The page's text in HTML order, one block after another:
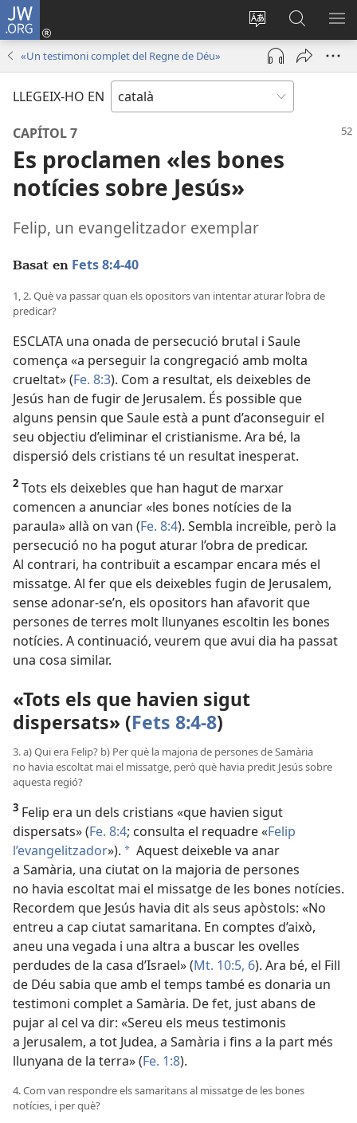
JW.ORG
Canvia
d’idioma
Inicia
sessió
(obre
finestra
Cerca
jw.org
«Un testimoni complet del Regne de Déu»
LLEGEIX-HO EN
CAPÍTOL 7
Es proclamen «les bones
notícies sobre Jesús»
Felip, un evangelitzador exemplar
Basat en Fets 8:4-40
1, 2. Què va passar quan els opositors van intentar aturar l’obra de
predicar?
ESCLATA una onada de persecució brutal i Saule
comença «a perseguir la congregació amb molta
crueltat» (Fe. 8:3). Com a resultat, els deixebles de
Jesús han de fugir de Jerusalem. És possible que
alguns pensin que Saule està a punt d’aconseguir el
seu objectiu d’eliminar el cristianisme. Ara bé, la
dispersió dels cristians té un resultat inesperat.
2 Tots els deixebles que han hagut de marxar
comencen a anunciar «les bones notícies de la
paraula» allà on van (Fe. 8:4). Sembla increïble, però la
persecució no ha pogut aturar l’obra de predicar.
Al contrari, ha contribuït a escampar encara més el
missatge. Al fer que els deixebles fugin de Jerusalem,
sense adonar-se’n, els opositors han afavorit que
persones de terres molt llunyanes escoltin les bones
notícies. A continuació, veurem que avui dia ha passat
una cosa similar.
«Tots els que havien sigut
dispersats» (Fets 8:4-8)
3. a) Qui era Felip? b) Per què la majoria de persones de Samària
no havia escoltat mai el missatge, però què havia predit Jesús sobre
aquesta regió?
3 Felip era un dels cristians «que havien sigut
dispersats» (Fe. 8:4; consulta el requadre «Felip
l’evangelitzador»). a Aquest deixeble va anar
a Samària, una ciutat on la majoria de persones
no havia escoltat mai el missatge de les bones notícies.
Recordem que Jesús havia dit als seus apòstols: «No
entreu a cap ciutat samaritana. En comptes d’això,
aneu una vegada i una altra a buscar les ovelles
perdudes de la casa d’Israel» (Mt. 10:5, 6). Ara bé, el Fill
de Déu sabia que amb el temps també es donaria un
testimoni complet a Samària. De fet, just abans de
pujar al cel va dir: «Sereu els meus testimonis
a Jerusalem, a tot Judea, a Samària i fins a la part més
llunyana de la terra» (Fe. 1:8).
4. Com van respondre els samaritans al missatge de les bones
notícies, i per què?